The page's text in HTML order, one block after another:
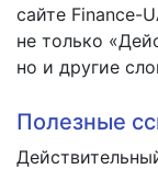
сайте Finance-
не только
но и другие
Полезные